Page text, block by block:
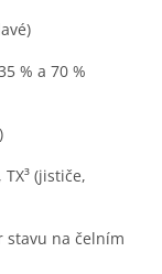
% a 70 %
TX³ (jističe,
stavu na čelním